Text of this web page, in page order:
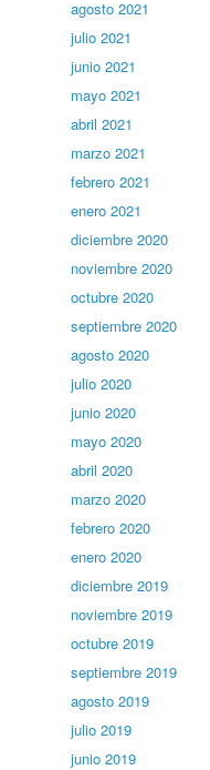
agosto 2021
julio 2021
junio 2021
mayo 2021
abril 2021
marzo 2021
febrero 2021
enero 2021
diciembre 2020
noviembre 2020
octubre 2020
septiembre 2020
agosto 2020
julio 2020
junio 2020
mayo 2020
abril 2020
marzo 2020
febrero 2020
enero 2020
diciembre 2019
noviembre 2019
octubre 2019
septiembre 2019
agosto 2019
julio 2019
junio 2019